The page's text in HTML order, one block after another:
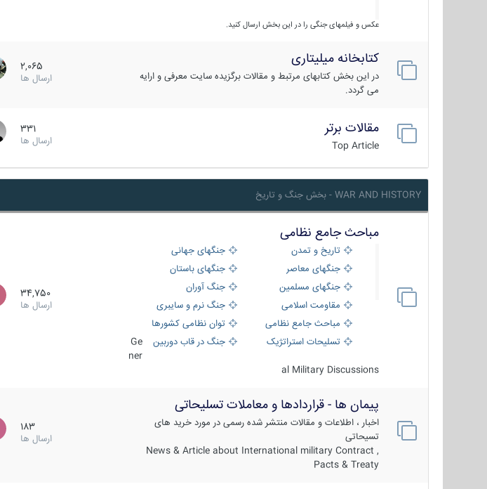
عکس و فیلمهای جنگی را در این بخش ارسال کنید.
کتابخانه میلیتاری
در این بخش کتابهای مرتبط و مقالات برگزیده سایت معرفی و ارایه
می گردد.
2,065
ارسال ها
مقالات برتر
Top Article
331
ارسال ها
WAR AND HISTORY - بخش جنگ و تاریخ
مباحث جامع نظامی
تاریخ و تمدن
جنگهای جهانی
جنگهای معاصر
جنگهای باستان
جنگهای مسلمین
جنگ آوران
مقاومت اسلامی
جنگ نرم و سایبری
مباحث جامع نظامی
توان نظامی کشورها
تسلیحات استراتژیک
جنگ در قاب دوربین
Ge
ner
al Military Discussions
34,750
ارسال ها
پیمان ها - قراردادها و معاملات تسلیحاتی
اخبار ، اطلاعات و مقالات منتشر شده رسمی در مورد خرید های
تسیحاتی
News & Article about International military Contract ,
Pacts & Treaty
183
ارسال ها